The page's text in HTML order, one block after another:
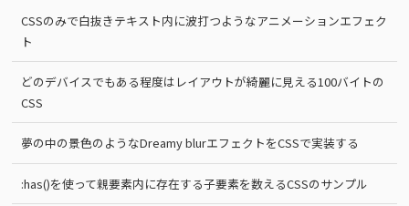
CSSのみで白抜きテキスト内に波打つようなアニメーションエフェク
ト
どのデバイスでもある程度はレイアウトが綺麗に見える100バイトの
CSS
夢の中の景色のようなDreamy blurエフェクトをCSSで実装する
:has()を使って親要素内に存在する子要素を数えるCSSのサンプル